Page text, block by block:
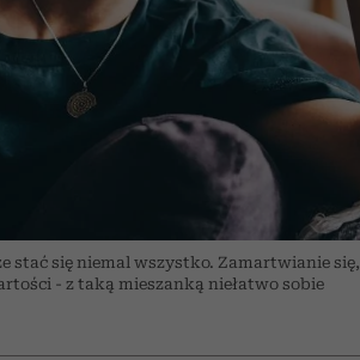
stać się niemal wszystko. Zamartwianie się,
- z taką mieszanką niełatwo sobie